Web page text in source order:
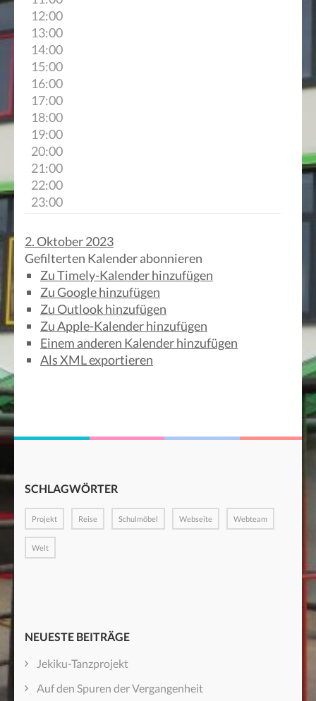
12:00
13:00
14:00
15:00
16:00
17:00
18:00
19:00
20:00
21:00
22:00
23:00
2. Oktober 2023
Gefilterten Kalender abonnieren
Zu Timely-Kalender hinzufügen
Zu Google hinzufügen
Zu Outlook hinzufügen
Zu Apple-Kalender hinzufügen
Einem anderen Kalender hinzufügen
Als XML exportieren
SCHLAGWÖRTER
Projekt Reise Schulmöbel Webseite Webteam
Welt
NEUESTE BEITRÄGE
Jekiku-Tanzprojekt
Auf den Spuren der Vergangenheit